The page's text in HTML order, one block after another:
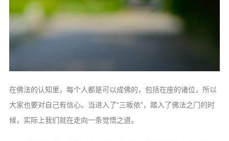
在佛法的认知里，每个人都是可以成佛的，包括在座的诸位，所以
大家也要对自己有信心。当进入了“三皈依”，踏入了佛法之门的时
候，实际上我们就在走向一条觉悟之道。